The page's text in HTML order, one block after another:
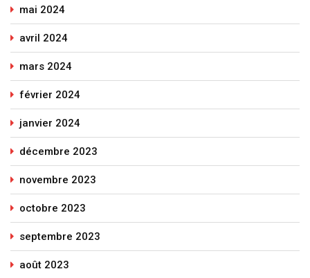
mai 2024
avril 2024
mars 2024
février 2024
janvier 2024
décembre 2023
novembre 2023
octobre 2023
septembre 2023
août 2023